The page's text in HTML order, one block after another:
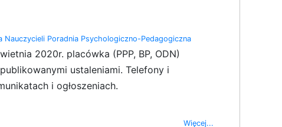
Nauczycieli Poradnia Psychologiczno-Pedagogiczna
2020r. placówka (PPP, BP, ODN)
ustaleniami. Telefony i
i ogłoszeniach.
Więcej...